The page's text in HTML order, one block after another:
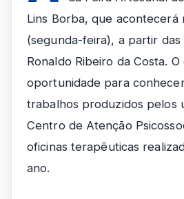
Lins Borba, que acontecerá
(segunda-feira), a partir das
Ronaldo Ribeiro da Costa.
oportunidade para
trabalhos produzidos pelos
Centro de Atenção
oficinas terapêuticas
ano.